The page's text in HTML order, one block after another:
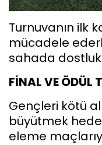
Turnuvanın ilk
mücadele
sahada dostluk
FİNAL VE ÖDÜL
Gençleri kötü
büyütmek
eleme